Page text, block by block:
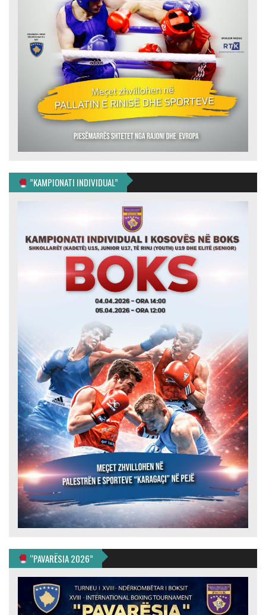
”KAMPIONATI INDIVIDUAL”
“PAVARËSIA 2026”